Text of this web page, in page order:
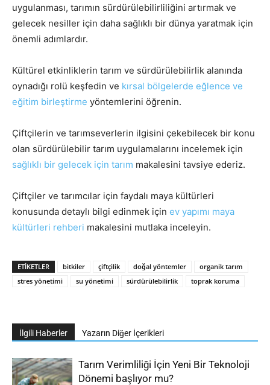
uygulanması, tarımın sürdürülebilirliliğini artırmak ve
gelecek nesiller için daha sağlıklı bir dünya yaratmak için
önemli adımlardır.
Kültürel etkinliklerin tarım ve sürdürülebilirlik alanında
oynadığı rolü keşfedin ve kırsal bölgelerde eğlence ve
eğitim birleştirme yöntemlerini öğrenin.
Çiftçilerin ve tarımseverlerin ilgisini çekebilecek bir konu
olan sürdürülebilir tarım uygulamalarını incelemek için
sağlıklı bir gelecek için tarım makalesini tavsiye ederiz.
Çiftçiler ve tarımcılar için faydalı maya kültürleri
konusunda detaylı bilgi edinmek için ev yapımı maya
kültürleri rehberi makalesini mutlaka inceleyin.
ETIKETLER bitkiler çiftçilik doğal yöntemler
organik tarım
stres yönetimi
su yönetimi sürdürülebilirlik toprak koruma
İlgili Haberler Yazarın Diğer İçerikleri
Tarım Verimliliği İçin Yeni Bir Teknoloji
Dönemi başlıyor mu?